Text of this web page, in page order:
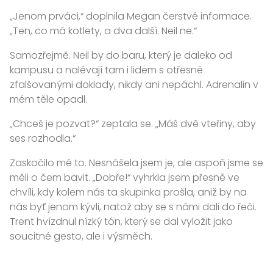
„Jenom prváci,“ doplnila Megan čerstvé informace.
„Ten, co má kotlety, a dva další. Neil ne.“
Samozřejmě. Neil by do baru, který je daleko od
kampusu a nalévají tam i lidem s otřesně
zfalšovanými doklady, nikdy ani nepáchl. Adrenalin v
mém těle opadl.
„Chceš je pozvat?“ zeptala se. „Máš dvě vteřiny, aby
ses rozhodla.“
Zaskočilo mě to. Nesnášela jsem je, ale aspoň jsme se
měli o čem bavit. „Dobře!“ vyhrkla jsem přesně ve
chvíli, kdy kolem nás ta skupinka prošla, aniž by na
nás byť jenom kývli, natož aby se s námi dali do řeči.
Trent hvízdnul nízký tón, který se dal vyložit jako
soucitné gesto, ale i výsměch.